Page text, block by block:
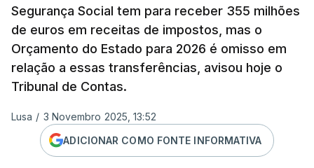
Segurança Social tem para receber 355 milhões
de euros em receitas de impostos, mas o
Orçamento do Estado para 2026 é omisso em
relação a essas transferências, avisou hoje o
Tribunal de Contas.
Lusa / 3 Novembro 2025, 13:52
ADICIONAR COMO FONTE INFORMATIVA